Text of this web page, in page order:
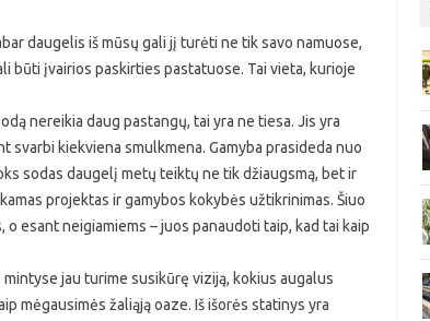
daugelis iš mūsų gali jį turėti ne tik savo namuose,
būti įvairios paskirties pastatuose. Tai vieta, kurioje
nereikia daug pastangų, tai yra ne tiesa. Jis yra
kiekviena smulkmena. Gamyba prasideda nuo
sodas daugelį metų teiktų ne tik džiaugsmą, bet ir
projektas ir gamybos kokybės užtikrinimas. Šiuo
esant neigiamiems – juos panaudoti taip, kad tai kaip
mintyse jau turime susikūrę viziją, kokius augalus
mėgausimės žaliąją oaze. Iš išorės statinys yra